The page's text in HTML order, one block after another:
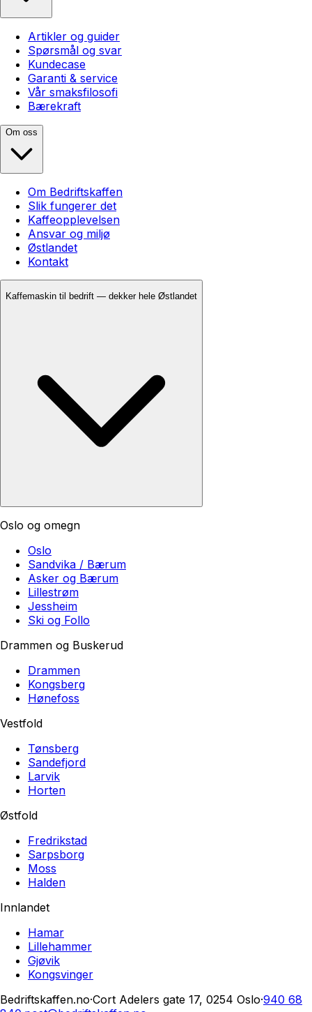
Artikler og guider
Spørsmål og svar
Kundecase
Garanti & service
Vår smaksfilosofi
Bærekraft
Om oss
Om Bedriftskaffen
Slik fungerer det
Kaffeopplevelsen
Ansvar og miljø
Østlandet
Kontakt
Kaffemaskin til bedrift — dekker hele Østlandet
Oslo og omegn
Oslo
Sandvika / Bærum
Asker og Bærum
Lillestrøm
Jessheim
Ski og Follo
Drammen og Buskerud
Drammen
Kongsberg
Hønefoss
Vestfold
Tønsberg
Sandefjord
Larvik
Horten
Østfold
Fredrikstad
Sarpsborg
Moss
Halden
Innlandet
Hamar
Lillehammer
Gjøvik
Kongsvinger
Bedriftskaffen.no·Cort Adelers gate 17, 0254 Oslo·940 68